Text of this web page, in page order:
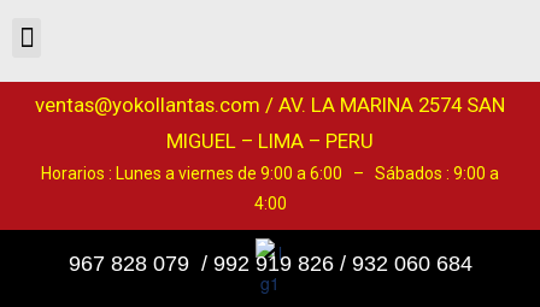
ventas@yokollantas.com / AV. LA MARINA 2574 SAN
MIGUEL – LIMA – PERU
Horarios : Lunes a viernes de 9:00 a 6:00 – Sábados : 9:00 a
4:00
967 828 079 / 992 919 826 / 932 060 684